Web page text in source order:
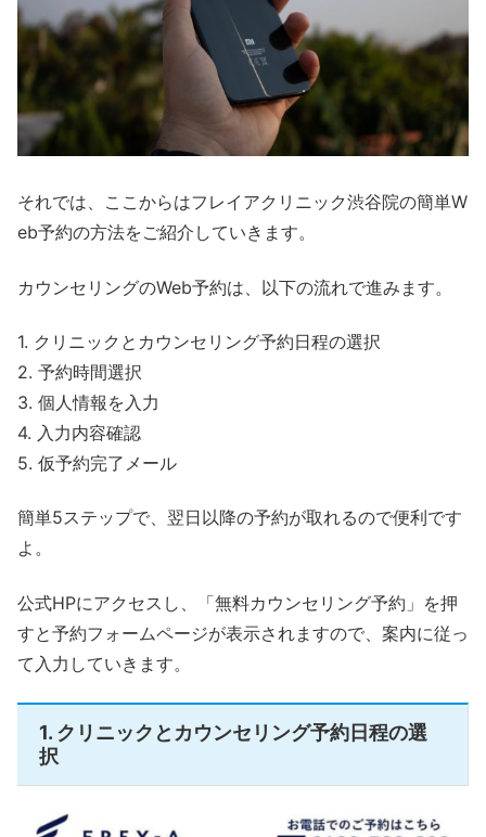
それでは、ここからはフレイアクリニック渋谷院の簡単W
eb予約の方法をご紹介していきます。
カウンセリングのWeb予約は、以下の流れで進みます。
1. クリニックとカウンセリング予約日程の選択
2. 予約時間選択
3. 個人情報を入力
4. 入力内容確認
5. 仮予約完了メール
簡単5ステップで、翌日以降の予約が取れるので便利です
よ。
公式HPにアクセスし、「無料カウンセリング予約」を押
すと予約フォームページが表示されますので、案内に従っ
て入力していきます。
1. クリニックとカウンセリング予約日程の選
択